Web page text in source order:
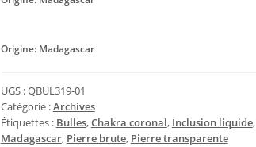
Origine: Madagascar
UGS :QBUL319-01
Catégorie :Archives
Étiquettes : Bulles,Chakra coronal, Inclusion liquide,
Madagascar, Pierre brute, Pierre transparente